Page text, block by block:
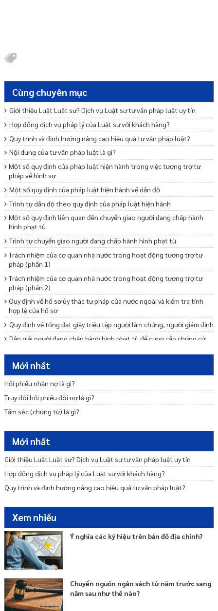
Cùng chuyên mục
Giới thiệu Luật Luật sư? Dịch vụ Luật sư tư vấn pháp luật uy tín
Hợp đồng dịch vụ pháp lý của Luật sư với khách hàng?
Quy trình và định hướng nâng cao hiệu quả tư vấn pháp luật?
Nội dung của tư vấn pháp luật là gì?
Một số quy định của pháp luật hiện hành trong việc tương trợ tư
pháp về hình sự
Một số quy định của pháp luật hiện hành về dẫn độ
Trình tự dẫn độ theo quy định của pháp luật hiện hành
Một số quy định liên quan đến chuyển giao người đang chấp hành
hình phạt tù
Trình tự chuyển giao người đang chấp hành hình phạt tù
Trách nhiệm của cơ quan nhà nước trong hoạt động tương trợ tư
pháp (phần 1)
Trách nhiệm của cơ quan nhà nước trong hoạt động tương trợ tư
pháp (phần 2)
Quy định về hồ sơ ủy thác tư pháp của nước ngoài và kiểm tra tính
hợp lệ của hồ sơ
Quy định về tống đạt giấy triệu tập người làm chứng, người giám định
Dẫn giải người đang chấp hành hình phạt tù để cung cấp chứng cứ
ngoài
Trình tự, thủ tục và thời hạn thông báo kết quả thực hiện ủy thác tư
pháp của nước ngoài
Chi phí thực hiện trương trợ tư pháp về dân sự
Nguyên tắc tương trợ tư pháp
Ủy thác tư pháp và hình thức thực hiện tương trợ tư pháp
Mới nhất
Hối phiếu nhận nợ là gì?
Truy đòi hối phiếu đòi nợ là gì?
Tấm séc (chứng từ) là gì?
Mới nhất
Giới thiệu Luật Luật sư? Dịch vụ Luật sư tư vấn pháp luật uy tín
Hợp đồng dịch vụ pháp lý của Luật sư với khách hàng?
Quy trình và định hướng nâng cao hiệu quả tư vấn pháp luật?
Xem nhiều
Ý nghĩa các ký hiệu trên bản đồ địa chính?
Chuyển nguồn ngân sách từ năm trước sang
năm sau như thế nào?